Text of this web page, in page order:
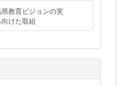
教育ビジョンの実
けた取組